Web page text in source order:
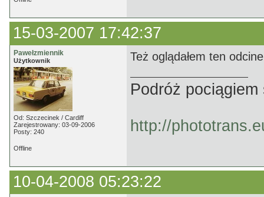
15-03-2007 17:42:37
Pawełzmiennik
Użytkownik
Od: Szczecinek / Cardiff
Zarejestrowany: 03-09-2006
Posty: 240
Też oglądałem ten
Podróż
http://
Offline
10-04-2008 05:23:22